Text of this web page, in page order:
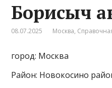
Борисыч
08.07.2025 Москва,
город: Москва
Район: Новокосино